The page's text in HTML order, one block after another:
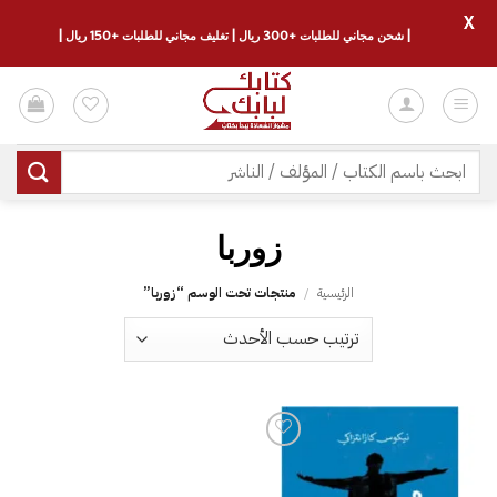
للمحتوى
البحث
عن:
زوربا
الرئيسية / منتجات تحت الوسم “زوربا”
| شحن مجاني للطلبات +300 ريال | تغليف مجاني للطلبات +150 ريال |
X